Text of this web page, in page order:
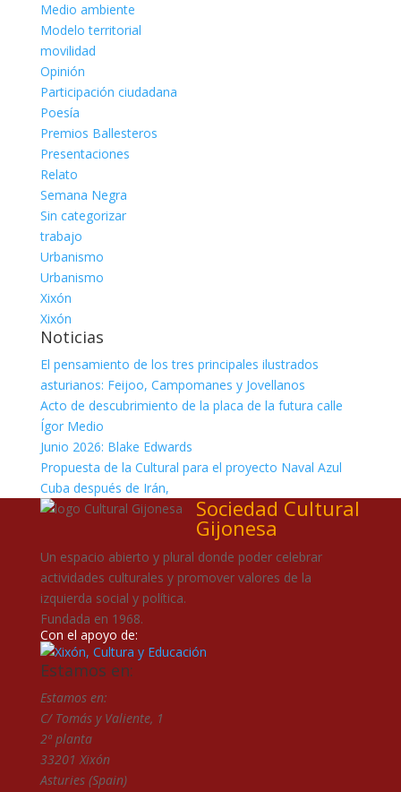
Medio ambiente
Modelo territorial
movilidad
Opinión
Participación ciudadana
Poesía
Premios Ballesteros
Presentaciones
Relato
Semana Negra
Sin categorizar
trabajo
Urbanismo
Urbanismo
Xixón
Xixón
Noticias
El pensamiento de los tres principales ilustrados
asturianos: Feijoo, Campomanes y Jovellanos
Acto de descubrimiento de la placa de la futura calle
Ígor Medio
Junio 2026: Blake Edwards
Propuesta de la Cultural para el proyecto Naval Azul
Cuba después de Irán,
Sociedad Cultural
Gijonesa
Un espacio abierto y plural donde poder celebrar
actividades culturales y promover valores de la
izquierda social y política.
Fundada en 1968.
Con el apoyo de:
Estamos en:
Estamos en:
C/ Tomás y Valiente, 1
2ª planta
33201 Xixón
Asturies (Spain)